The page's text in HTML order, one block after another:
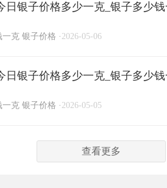
日银子价格多少一克_银子多少
一克 银子价格 · 2026-05-06
日银子价格多少一克_银子多少
一克 银子价格 · 2026-05-05
查看更多